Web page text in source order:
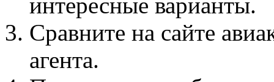
Сравните на сайте
агента.